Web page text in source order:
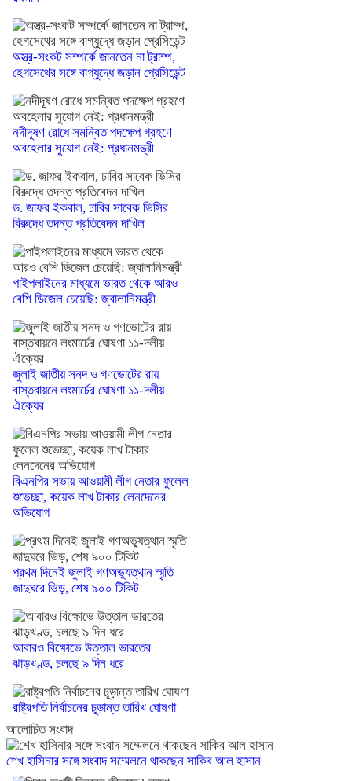
অস্ত্র-সংকট সম্পর্কে জানতেন না ট্রাম্প,
হেগসেথের সঙ্গে বাগ্‌যুদ্ধে জড়ান প্রেসিডেন্ট
নদীদূষণ রোধে সমন্বিত পদক্ষেপ গ্রহণে
অবহেলার সুযোগ নেই: প্রধানমন্ত্রী
ড. জাফর ইকবাল, ঢাবির সাবেক ভিসির
বিরুদ্ধে তদন্ত প্রতিবেদন দাখিল
পাইপলাইনের মাধ্যমে ভারত থেকে আরও
বেশি ডিজেল চেয়েছি: জ্বালানিমন্ত্রী
জুলাই জাতীয় সনদ ও গণভোটের রায়
বাস্তবায়নে লংমার্চের ঘোষণা ১১-দলীয়
ঐক্যের
বিএনপির সভায় আওয়ামী লীগ নেতার ফুলেল
শুভেচ্ছা, কয়েক লাখ টাকার লেনদেনের
অভিযোগ
প্রথম দিনেই জুলাই গণঅভ্যুত্থান স্মৃতি
জাদুঘরে ভিড়, শেষ ৯০০ টিকিট
আবারও বিক্ষোভে উত্তাল ভারতের
ঝাড়খণ্ড, চলছে ৯ দিন ধরে
রাষ্ট্রপতি নির্বাচনের চূড়ান্ত তারিখ ঘোষণা
আলোচিত সংবাদ
শেখ হাসিনার সঙ্গে সংবাদ সম্মেলনে থাকছেন সাকিব আল হাসান